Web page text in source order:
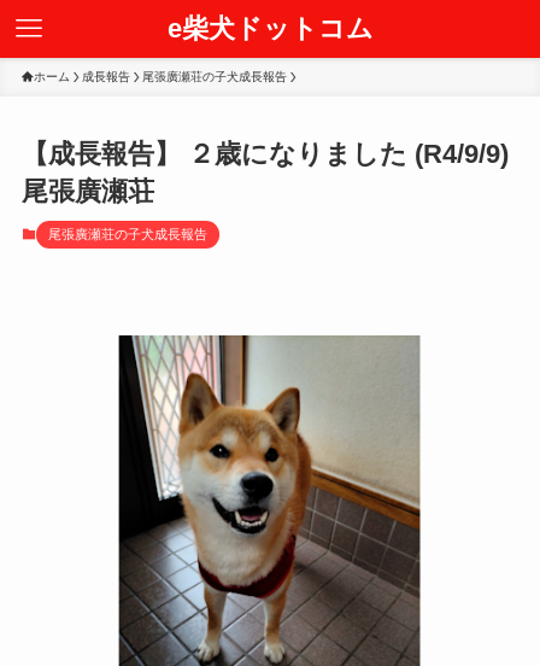
e柴犬ドットコム
ホーム 成長報告 尾張廣瀬荘の子犬成長報告
【成長報告】 ２歳になりました (R4/9/9)
尾張廣瀬荘
尾張廣瀬荘の子犬成長報告